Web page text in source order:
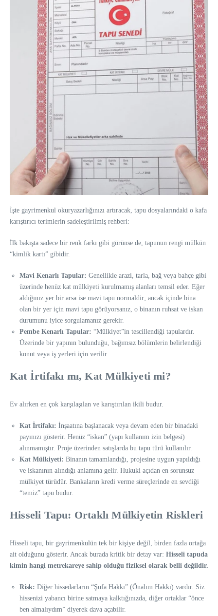
İşte gayrimenkul okuryazarlığınızı artıracak, tapu dosyalarındaki o kafa
karıştırıcı terimlerin sadeleştirilmiş rehberi:
İlk bakışta sadece bir renk farkı gibi görünse de, tapunun rengi mülkün
“kimlik kartı” gibidir.
Mavi Kenarlı Tapular: Genellikle arazi, tarla, bağ veya bahçe gibi
üzerinde henüz kat mülkiyeti kurulmamış alanları temsil eder. Eğer
aldığınız yer bir arsa ise mavi tapu normaldir; ancak içinde bina
olan bir yer için mavi tapu görüyorsanız, o binanın ruhsat ve iskan
durumunu iyice sorgulamanız gerekir.
Pembe Kenarlı Tapular: “Mülkiyet”in tescillendiği tapulardır.
Üzerinde bir yapının bulunduğu, bağımsız bölümlerin belirlendiği
konut veya iş yerleri için verilir.
Kat İrtifakı mı, Kat Mülkiyeti mi?
Ev alırken en çok karşılaşılan ve karıştırılan ikili budur.
Kat İrtifakı: İnşaatına başlanacak veya devam eden bir binadaki
payınızı gösterir. Henüz “iskan” (yapı kullanım izin belgesi)
alınmamıştır. Proje üzerinden satışlarda bu tapu türü kullanılır.
Kat Mülkiyeti: Binanın tamamlandığı, projesine uygun yapıldığı
ve iskanının alındığı anlamına gelir. Hukuki açıdan en sorunsuz
mülkiyet türüdür. Bankaların kredi verme süreçlerinde en sevdiği
“temiz” tapu budur.
Hisseli Tapu: Ortaklı Mülkiyetin Riskleri
Hisseli tapu, bir gayrimenkulün tek bir kişiye değil, birden fazla ortağa
ait olduğunu gösterir. Ancak burada kritik bir detay var: Hisseli tapuda
kimin hangi metrekareye sahip olduğu fiziksel olarak belli değildir.
Risk: Diğer hissedarların “Şufa Hakkı” (Önalım Hakkı) vardır. Siz
hissenizi yabancı birine satmaya kalktığınızda, diğer ortaklar “önce
ben almalıydım” diyerek dava açabilir.